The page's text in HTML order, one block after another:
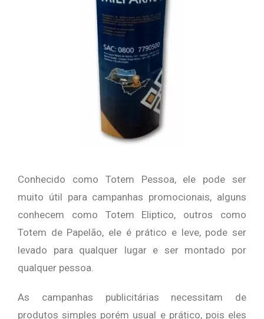
Conhecido como Totem Pessoa, ele pode ser
muito útil para campanhas promocionais, alguns
conhecem como Totem Eliptico, outros como
Totem de Papelão, ele é prático e leve, pode ser
levado para qualquer lugar e ser montado por
qualquer pessoa.
As campanhas publicitárias necessitam de
produtos simples porém usual e prático, pois eles